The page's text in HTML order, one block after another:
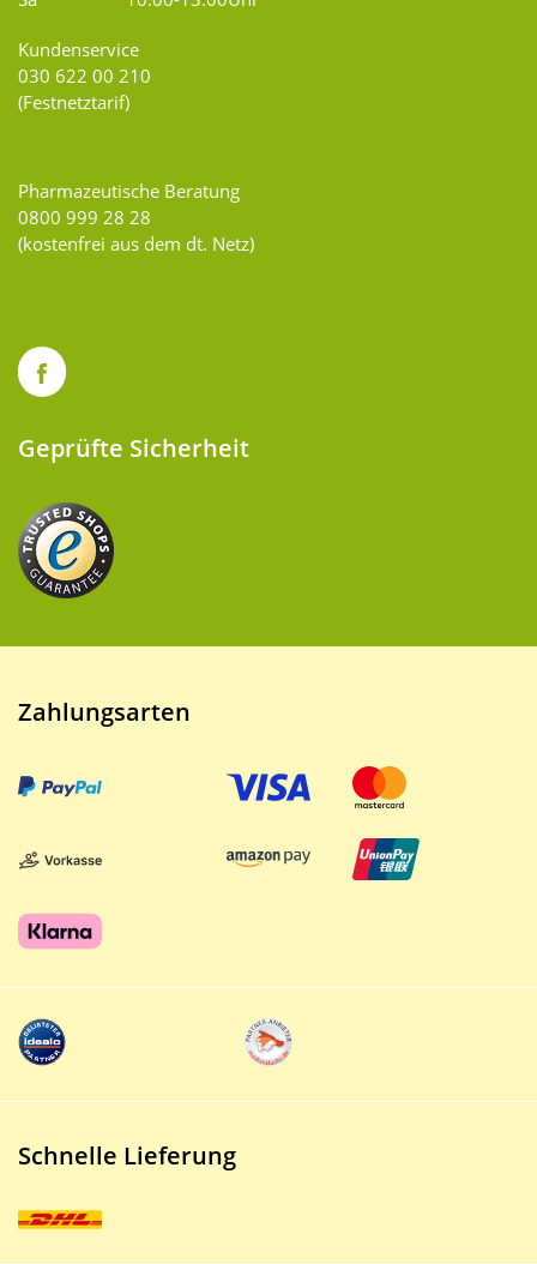
Kundenservice
030 622 00 210
(Festnetztarif)
Pharmazeutische Beratung
0800 999 28 28
(kostenfrei aus dem dt. Netz)
Geprüfte Sicherheit
Zahlungsarten
Schnelle Lieferung